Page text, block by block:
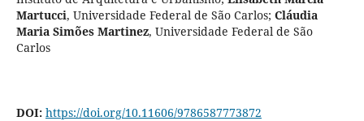
Martucci, Universidade Federal de São Carlos; Cláudia
Maria Simões Martinez, Universidade Federal de São
Carlos
DOI: https://doi.org/10.11606/9786587773872